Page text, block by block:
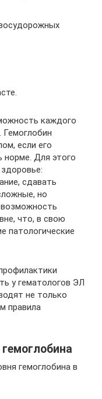
каждого
Гемоглобин
если его
норме. Для этого
сдавать
но
что, в свою
патологические
у гематологов ЭЛ
не только
правила
гемоглобина в